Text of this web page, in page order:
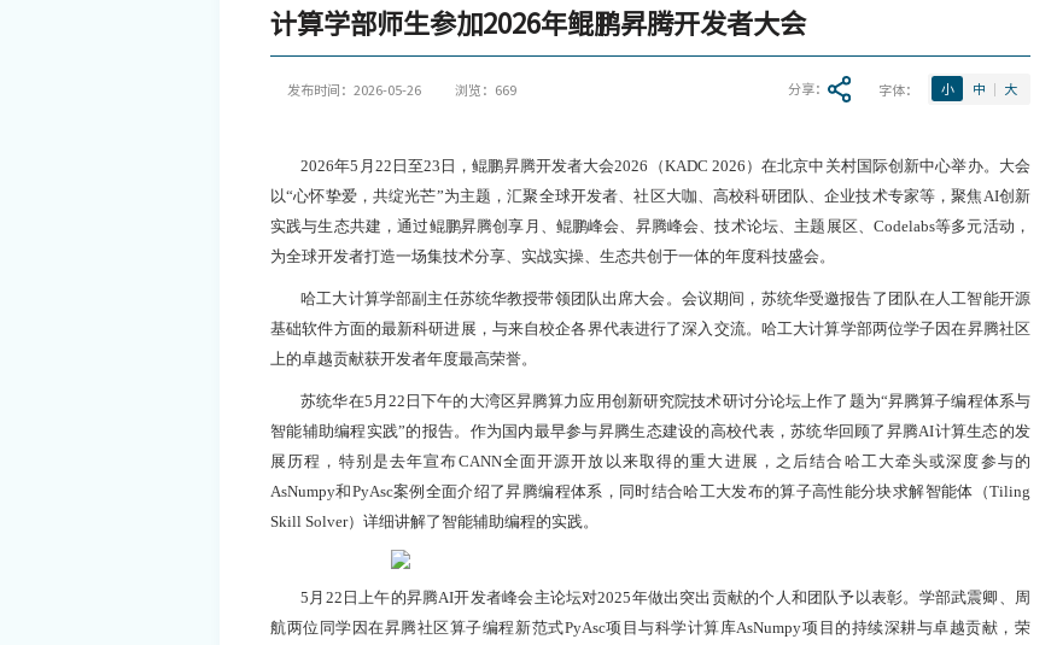
计算学部师生参加2026年鲲鹏昇腾开发者大会
发布时间：2026-05-26 浏览： 669 分享： 字体： 小 中 大
2026年5月22日至23日，鲲鹏昇腾开发者大会2026（KADC 2026）在北京中关村国际创新中心举办。大会
以“心怀挚爱，共绽光芒”为主题，汇聚全球开发者、社区大咖、高校科研团队、企业技术专家等，聚焦AI创新
实践与生态共建，通过鲲鹏昇腾创享月、鲲鹏峰会、昇腾峰会、技术论坛、主题展区、Codelabs等多元活动，
为全球开发者打造一场集技术分享、实战实操、生态共创于一体的年度科技盛会。
哈工大计算学部副主任苏统华教授带领团队出席大会。会议期间，苏统华受邀报告了团队在人工智能开源
基础软件方面的最新科研进展，与来自校企各界代表进行了深入交流。哈工大计算学部两位学子因在昇腾社区
上的卓越贡献获开发者年度最高荣誉。
苏统华在5月22日下午的大湾区昇腾算力应用创新研究院技术研讨分论坛上作了题为“昇腾算子编程体系与
智能辅助编程实践”的报告。作为国内最早参与昇腾生态建设的高校代表，苏统华回顾了昇腾AI计算生态的发
展历程，特别是去年宣布CANN全面开源开放以来取得的重大进展，之后结合哈工大牵头或深度参与的
AsNumpy和PyAsc案例全面介绍了昇腾编程体系，同时结合哈工大发布的算子高性能分块求解智能体（Tiling
Skill Solver）详细讲解了智能辅助编程的实践。
5月22日上午的昇腾AI开发者峰会主论坛对2025年做出突出贡献的个人和团队予以表彰。学部武震卿、周
航两位同学因在昇腾社区算子编程新范式PyAsc项目与科学计算库AsNumpy项目的持续深耕与卓越贡献，荣